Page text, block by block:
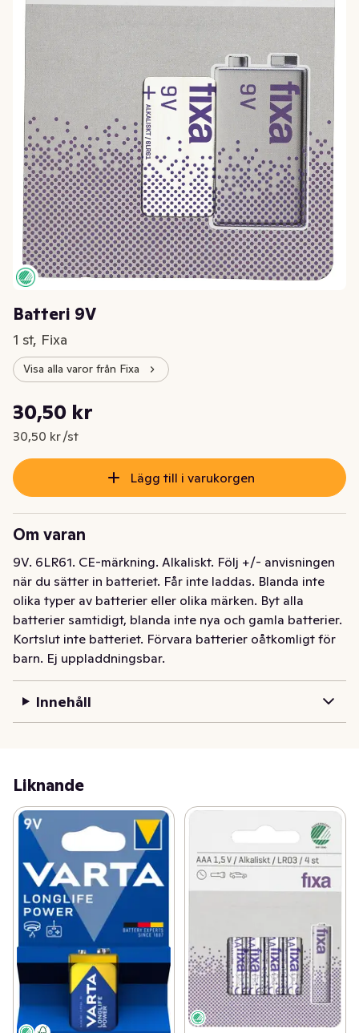
Batteri 9V
1 st, Fixa
Visa alla varor från Fixa
Nuvarande pris är: 30,50 kr
30,50 kr
30,50 kr /st
Styckpris: 30,50 kr /st
Lägg till i varukorgen
Om varan
9V. 6LR61. CE-märkning. Alkaliskt. Följ +/- anvisningen
när du sätter in batteriet. Får inte laddas. Blanda inte
olika typer av batterier eller olika märken. Byt alla
batterier samtidigt, blanda inte nya och gamla batterier.
Kortslut inte batteriet. Förvara batterier oåtkomligt för
barn. Ej uppladdningsbar.
Innehåll
Liknande